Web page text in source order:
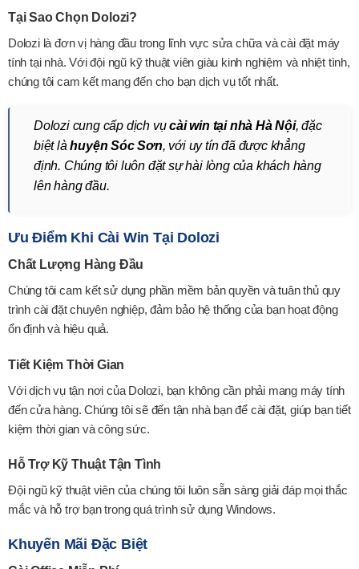
Tại Sao Chọn Dolozi?
Dolozi là đơn vị hàng đầu trong lĩnh vực sửa chữa và cài đặt máy
tính tại nhà. Với đội ngũ kỹ thuật viên giàu kinh nghiệm và nhiệt tình,
chúng tôi cam kết mang đến cho bạn dịch vụ tốt nhất.
Dolozi cung cấp dịch vụcài win tại nhà Hà Nội, đặc
biệt làhuyện Sóc Sơn, với uy tín đã được khẳng
định. Chúng tôi luôn đặt sự hài lòng của khách hàng
lên hàng đầu.
Ưu Điểm Khi Cài Win Tại Dolozi
Chất Lượng Hàng Đầu
Chúng tôi cam kết sử dụng phần mềm bản quyền và tuân thủ quy
trình cài đặt chuyên nghiệp, đảm bảo hệ thống của bạn hoạt động
ổn định và hiệu quả.
Tiết Kiệm Thời Gian
Với dịch vụ tận nơi của Dolozi, bạn không cần phải mang máy tính
đến cửa hàng. Chúng tôi sẽ đến tận nhà bạn để cài đặt, giúp bạn tiết
kiệm thời gian và công sức.
Hỗ Trợ Kỹ Thuật Tận Tình
Đội ngũ kỹ thuật viên của chúng tôi luôn sẵn sàng giải đáp mọi thắc
mắc và hỗ trợ bạn trong quá trình sử dụng Windows.
Khuyến Mãi Đặc Biệt